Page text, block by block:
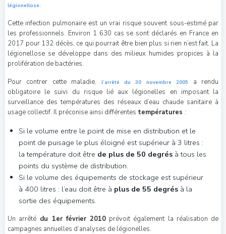
légionellose.
Cette infection pulmonaire est un vrai risque souvent sous-estimé par
les professionnels. Environ 1 630 cas se sont déclarés en France en
2017 pour 132 décès, ce qui pourrait être bien plus si rien n’est fait. La
légionellose se développe dans des milieux humides propices à la
prolifération de bactéries.
Pour contrer cette maladie,
l’arrêté du 30 novembre 2005
a rendu
obligatoire le suivi du risque lié aux légionelles en imposant la
surveillance des températures des réseaux d’eau chaude sanitaire à
usage collectif. Il préconise ainsi différentes températures :
Si le volume entre le point de mise en distribution et le
point de puisage le plus éloigné est supérieur à 3 litres :
la température doit être de plus de 50 degrésà tous les
points du système de distribution.
Si le volume des équipements de stockage est supérieur
à 400 litres : l’eau doit être à plus de 55 degrésà la
sortie des équipements.
Un arrêté du 1er février 2010 prévoit également la réalisation de
campagnes annuelles d’analyses de légionelles.